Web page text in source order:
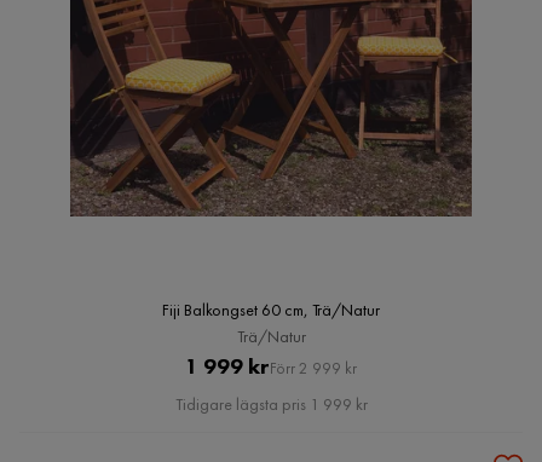
Fiji Balkongset 60 cm, Trä/Natur
Trä/Natur
Pris
1 999 krOriginal
Pris
Förr 2 999 kr
Tidigare lägsta pris 1 999 kr